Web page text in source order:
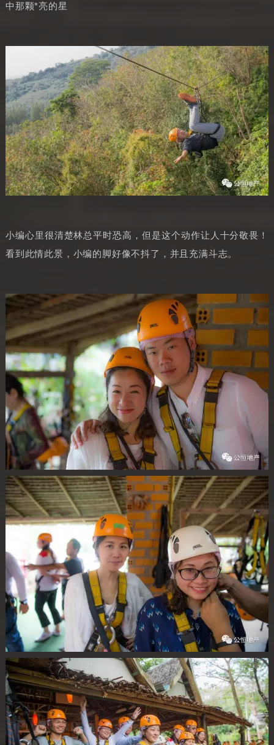
中那颗*亮的星
小编心里很清楚林总平时恐高，但是这个动作让人十分敬畏！
看到此情此景，小编的脚好像不抖了，并且充满斗志。